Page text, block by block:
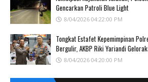
Gencarkan Patroli Blue Light
8/04/2026 04:22:00 PM
Tongkat Estafet Kepemimpinan
Bergulir, AKBP Riki Yariandi
8/04/2026 04:20:00 PM